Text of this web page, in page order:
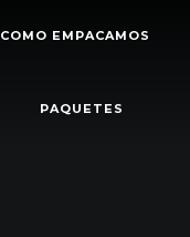
COMO EMPACAMOS
PAQUETES